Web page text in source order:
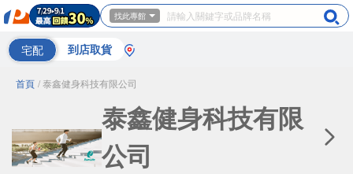
找此專館
宅配 到店取貨
首頁 / 泰鑫健身科技有限公司
泰鑫健身科技有限
公司